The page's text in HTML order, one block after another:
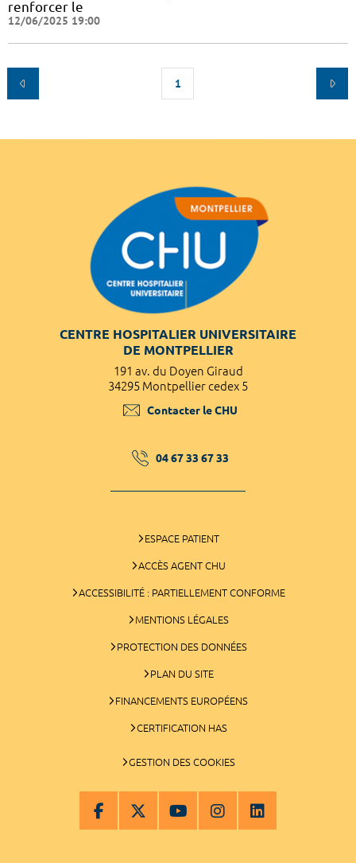
renforcer le
12/06/2025 19:00
1
CENTRE HOSPITALIER UNIVERSITAIRE
DE MONTPELLIER
191 av. du Doyen Giraud
34295 Montpellier cedex 5
Contacter le CHU
04 67 33 67 33
ESPACE PATIENT
ACCÈS AGENT CHU
ACCESSIBILITÉ : PARTIELLEMENT CONFORME
MENTIONS LÉGALES
PROTECTION DES DONNÉES
PLAN DU SITE
FINANCEMENTS EUROPÉENS
CERTIFICATION HAS
GESTION DES COOKIES